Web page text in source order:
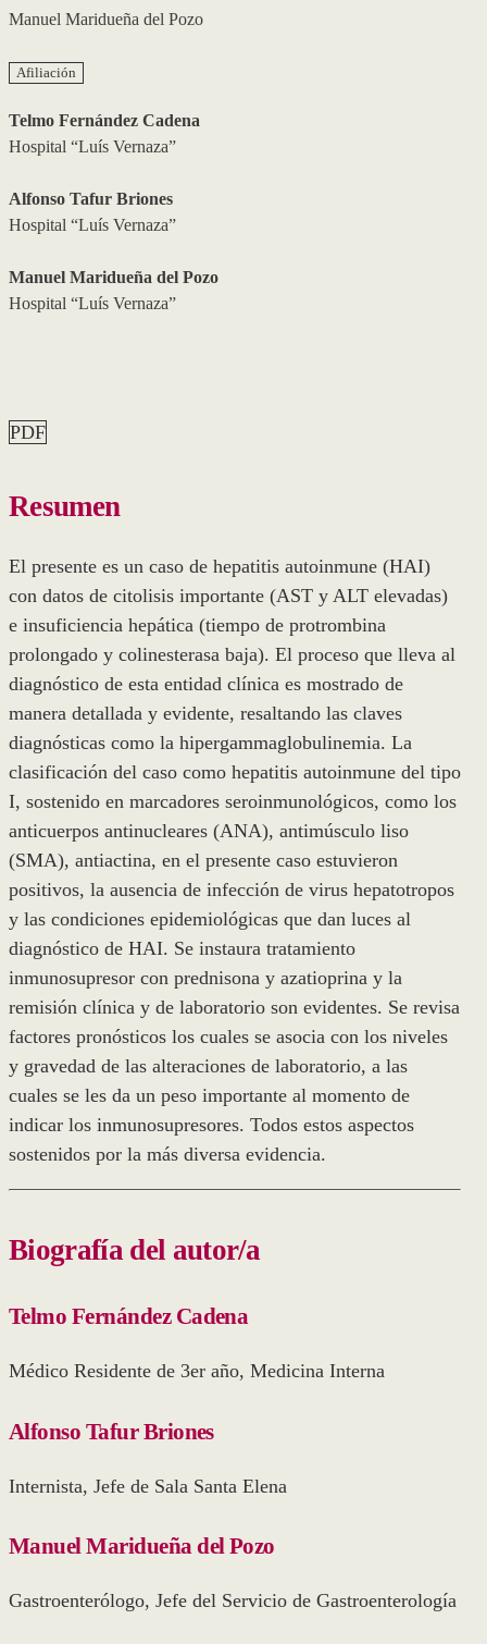
Manuel Maridueña del Pozo
Afiliación
Telmo Fernández Cadena
Hospital “Luís Vernaza”
Alfonso Tafur Briones
Hospital “Luís Vernaza”
Manuel Maridueña del Pozo
Hospital “Luís Vernaza”
PDF
Resumen
El presente es un caso de hepatitis autoinmune (HAI)
con datos de citolisis importante (AST y ALT elevadas)
e insuficiencia hepática (tiempo de protrombina
prolongado y colinesterasa baja). El proceso que lleva al
diagnóstico de esta entidad clínica es mostrado de
manera detallada y evidente, resaltando las claves
diagnósticas como la hipergammaglobulinemia. La
clasificación del caso como hepatitis autoinmune del tipo
I, sostenido en marcadores seroinmunológicos, como los
anticuerpos antinucleares (ANA), antimúsculo liso
(SMA), antiactina, en el presente caso estuvieron
positivos, la ausencia de infección de virus hepatotropos
y las condiciones epidemiológicas que dan luces al
diagnóstico de HAI. Se instaura tratamiento
inmunosupresor con prednisona y azatioprina y la
remisión clínica y de laboratorio son evidentes. Se revisa
factores pronósticos los cuales se asocia con los niveles
y gravedad de las alteraciones de laboratorio, a las
cuales se les da un peso importante al momento de
indicar los inmunosupresores. Todos estos aspectos
sostenidos por la más diversa evidencia.
Biografía del autor/a
Telmo Fernández Cadena
Médico Residente de 3er año, Medicina Interna
Alfonso Tafur Briones
Internista, Jefe de Sala Santa Elena
Manuel Maridueña del Pozo
Gastroenterólogo, Jefe del Servicio de Gastroenterología